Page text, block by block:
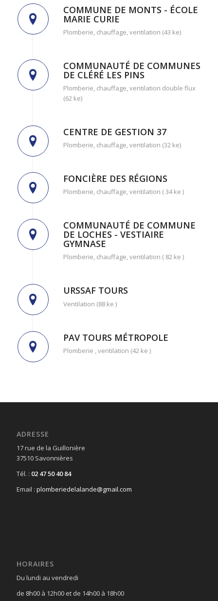
COMMUNE DE MONTS - ÉCOLE
MARIE CURIE
Plomberie, chauffage, ventilation (43 ke)
COMMUNAUTÉ DE COMMUNES
DE CLÉRÉ LES PINS
Plomberie, chauffage, ventilation double flux
(62 ke)
CENTRE DE GESTION 37
Plomberie, chauffage, ventilation (32 ke)
FONCIÈRE DES RÉGIONS
Plomberie, chauffage, ventilation ( 34 ke )
COMMUNAUTÉ DE COMMUNE
DE LOCHES - VESTIAIRE
GYMNASE
Plomberie, chauffage, ventilation ( 82 ke )
URSSAF TOURS
Ventilation (88 ke )
PAV TOURS MÉTROPOLE
Plomberie , ventilation (42 ke )
ADRESSE
17 rue de la Guillonière
37510 Savonnières
Tél. : 02 47 50 40 84
Email : plomberiedelalande@gmail.com
HORAIRES
Du lundi au vendredi
de 8h00 à 12h00 et de 14h00 à 18h00